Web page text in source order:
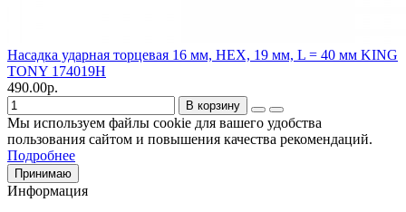
Насадка ударная торцевая 16 мм, HEX, 19 мм, L = 40 мм KING
TONY 174019H
490.00р.
В корзину
Мы используем файлы cookie для вашего удобства
пользования сайтом и повышения качества рекомендаций.
Подробнее
Принимаю
Информация